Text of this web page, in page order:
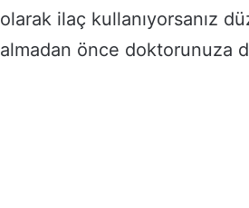
olarak ilaç kullanıyorsanız
almadan önce doktorunuza